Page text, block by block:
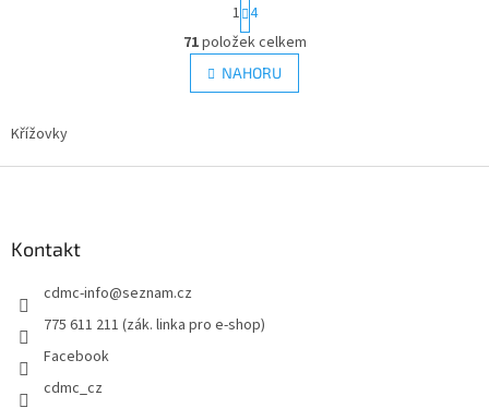
O
v
l
á
ý
t
r
á
n
k
n
1 4
71položek celkem
NAHORU
Křížovky
Kontakt
cdmc-info@seznam.cz
775 611 211 (zák. linka pro e-shop)
Facebook
cdmc_cz